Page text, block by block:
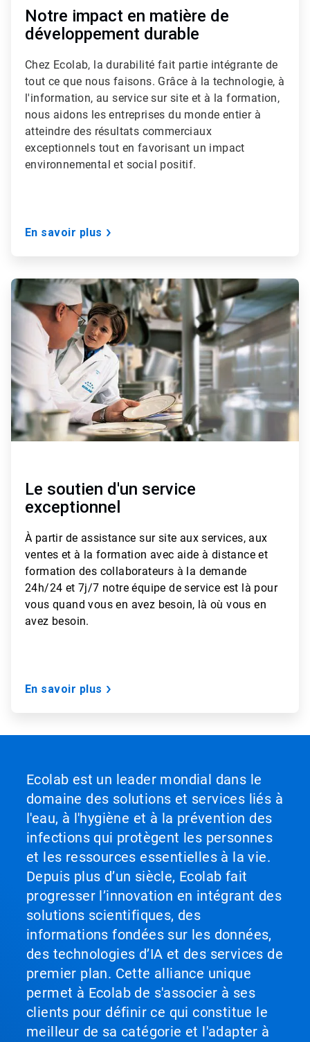
Notre impact en matière de
développement durable
Chez Ecolab, la durabilité fait partie intégrante de
tout ce que nous faisons. Grâce à la technologie, à
l'information, au service sur site et à la formation,
nous aidons les entreprises du monde entier à
atteindre des résultats commerciaux
exceptionnels tout en favorisant un impact
environnemental et social positif.
En savoir plus
ArticleTile
3
de
Le soutien d'un service
exceptionnel
À partir de assistance sur site aux services, aux
ventes et à la formation avec aide à distance et
formation des collaborateurs à la demande
24h/24 et 7j/7 notre équipe de service est là pour
vous quand vous en avez besoin, là où vous en
avez besoin.
En savoir plus
Ecolab est un leader mondial dans le
domaine des solutions et services liés à
l'eau, à l'hygiène et à la prévention des
infections qui protègent les personnes
et les ressources essentielles à la vie.
Depuis plus d’un siècle, Ecolab fait
progresser l’innovation en intégrant des
solutions scientifiques, des
informations fondées sur les données,
des technologies d’IA et des services de
premier plan. Cette alliance unique
permet à Ecolab de s'associer à ses
clients pour définir ce qui constitue le
meilleur de sa catégorie et l'adapter à